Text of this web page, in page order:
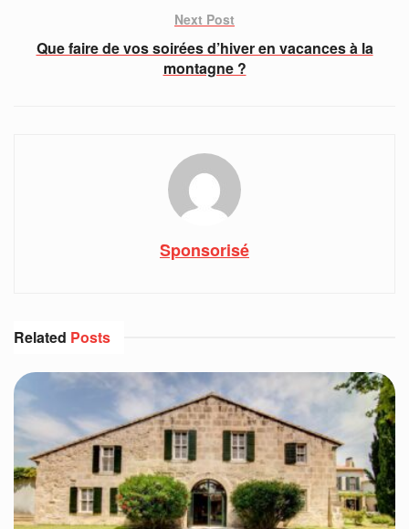
Next Post
Que faire de vos soirées d’hiver en vacances à la
montagne ?
Sponsorisé
Related Posts